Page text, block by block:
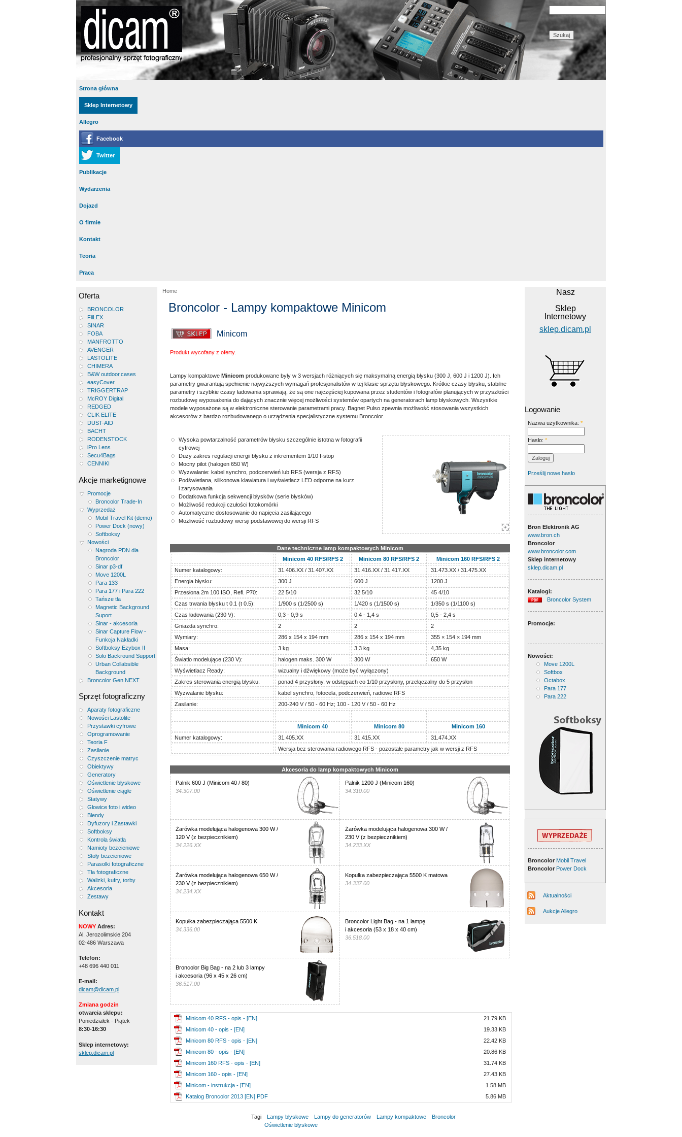
Strona główna
Sklep Internetowy
Allegro
Facebook
Twitter
Publikacje
Wydarzenia
Dojazd
O firmie
Kontakt
Teoria
Praca
Oferta
BRONCOLOR
FiiLEX
SINAR
FOBA
MANFROTTO
AVENGER
LASTOLITE
CHIMERA
B&W outdoor.cases
easyCover
TRIGGERTRAP
McROY Digital
REDGED
CLIK ELITE
DUST-AID
BACHT
RODENSTOCK
iPro Lens
Secu4Bags
CENNIKI
Akcje marketignowe
Promocje
Broncolor Trade-In
Wyprzedaż
Mobil Travel Kit (demo)
Power Dock (nowy)
Softboksy
Nowości
Nagroda PDN dla
Broncolor
Sinar p3-df
Move 1200L
Para 133
Para 177 i Para 222
Tańsze tła
Magnetic Background
Suport
Sinar - akcesoria
Sinar Capture Flow -
Funkcja Nakładki
Softboksy Ezybox II
Solo Backround Support
Urban Collabsible
Background
Broncolor Gen NEXT
Sprzęt fotograficzny
Aparaty fotograficzne
Nowości Lastolite
Przystawki cyfrowe
Oprogramowanie
Teoria F
Zasilanie
Czyszczenie matryc
Obiektywy
Generatory
Oświetlenie błyskowe
Oświetlenie ciągłe
Statywy
Głowice foto i wideo
Blendy
Dyfuzory i Zastawki
Softboksy
Kontrola światła
Namioty bezcieniowe
Stoły bezcieniowe
Parasolki fotograficzne
Tła fotograficzne
Walizki, kufry, torby
Akcesoria
Zestawy
Kontakt
NOWY Adres:
Al. Jerozolimskie 204
02-486 Warszawa
Telefon:
+48 696 440 011
E-mail:
dicam@dicam.pl
Zmiana godzin
otwarcia sklepu:
Poniedziałek - Piątek
8:30-16:30
Sklep internetowy:
sklep.dicam.pl
Home
Broncolor - Lampy kompaktowe Minicom
Minicom
Produkt wycofany z oferty.
Lampy kompaktowe Minicom produkowane były w 3 wersjach różniących się maksymalną energią błysku (300 J, 600 J i 1200 J). Ich
parametry gwarantują spełnienie najwyższych wymagań profesjonalistów w tej klasie sprzętu błyskowego. Krótkie czasy błysku, stabilne
parametry i szybkie czasy ładowania sprawiają, że są one najczęściej kupowana przez studentów i fotografów planujących w przyszłości
rozbudowę wyposażenia do dających znacznie więcej możliwości systemów opartych na generatorach lamp błyskowych. Wszystkie
modele wyposażone są w elektroniczne sterowanie parametrami pracy. Bagnet Pulso zpewnia możliwość stosowania wszystkich
akcesorów z bardzo rozbudowanego o urządzenia specjalistyczne systemu Broncolor.
Wysoka powtarzalność parametrów błysku szczególnie istotna w fotografii
cyfrowej
Duży zakres regulacji energii błysku z inkrementem 1/10 f-stop
Mocny pilot (halogen 650 W)
Wyzwalanie: kabel synchro, podczerwień lub RFS (wersja z RFS)
Podświetlana, silikonowa klawiatura i wyświetlacz LED odporne na kurz
i zarysowania
Dodatkowa funkcja sekwencji błysków (serie błysków)
Możliwość redukcji czułości fotokomórki
Automatyczne dostosowanie do napięcia zasilającego
Możliwość rozbudowy wersji podstawowej do wersji RFS
Dane techniczne lamp kompaktowych Minicom
Minicom 40 RFS/RFS 2
Minicom 80 RFS/RFS 2
Minicom 160 RFS/RFS 2
Numer katalogowy:
31.406.XX / 31.407.XX 31.416.XX / 31.417.XX
31.473.XX / 31.475.XX
Energia błysku:
300 J 600 J
1200 J
Przesłona 2m 100 ISO, Refl. P70:
22 5/10 32 5/10
45 4/10
Czas trwania błysku t 0.1 (t 0.5):
1/900 s (1/2500 s) 1/420 s (1/1500 s)
1/350 s (1/1100 s)
Czas ładowania (230 V):
0,3 - 0,9 s 0,4 - 1,4 s
0,5 - 2,4 s
Gniazda synchro:
2 2
2
Wymiary:
286 x 154 x 194 mm 286 x 154 x 194 mm
355 × 154 × 194 mm
Masa:
3 kg 3,3 kg
4,35 kg
Światło modelujące (230 V):
halogen maks. 300 W 300 W
650 W
Wyświetlacz Ready:
wizualny i dźwiękowy (może być wyłączony)
Zakres sterowania energią błysku:
ponad 4 przysłony, w odstępach co 1/10 przysłony, przełączalny do 5 przysłon
Wyzwalanie błysku:
kabel synchro, fotocela, podczerwień, radiowe RFS
Zasilanie:
200-240 V / 50 - 60 Hz; 100 - 120 V / 50 - 60 Hz
Minicom 40 Minicom 80
Minicom 160
Numer katalogowy:
31.405.XX 31.415.XX
31.474.XX
Wersja bez sterowania radiowego RFS - pozostałe parametry jak w wersji z RFS
Akcesoria do lamp kompaktowych Minicom
Palnik 600 J (Minicom 40 / 80)
34.307.00
Palnik 1200 J (Minicom 160)
34.310.00
Żarówka modelująca halogenowa 300 W /
120 V (z bezpiecznikiem)
34.226.XX
Żarówka modelująca halogenowa 300 W /
230 V (z bezpiecznikiem)
34.233.XX
Żarówka modelująca halogenowa 650 W /
230 V (z bezpiecznikiem)
34.234.XX
Kopułka zabezpieczająca 5500 K matowa
34.337.00
Kopułka zabezpieczająca 5500 K
34.336.00
Broncolor Light Bag - na 1 lampę
i akcesoria (53 x 18 x 40 cm)
36.518.00
Broncolor Big Bag - na 2 lub 3 lampy
i akcesoria (96 x 45 x 26 cm)
36.517.00
Minicom 40 RFS - opis - [EN]
21.79 KB
Minicom 40 - opis - [EN]
19.33 KB
Minicom 80 RFS - opis - [EN]
22.42 KB
Minicom 80 - opis - [EN]
20.86 KB
Minicom 160 RFS - opis - [EN]
31.74 KB
Minicom 160 - opis - [EN]
27.43 KB
Minicom - instrukcja - [EN]
1.58 MB
Katalog Broncolor 2013 [EN] PDF
5.86 MB
Tagi Lampy błyskowe Lampy do generatorów Lampy kompaktowe
Broncolor
Oświetlenie błyskowe
Nasz
Sklep
Internetowy
sklep.dicam.pl
Logowanie
Nazwa użytkownika: *
Hasło: *
Prześlij nowe hasło
Bron Elektronik AG
www.bron.ch
Broncolor
www.broncolor.com
Sklep internetowy
sklep.dicam.pl
Katalogi:
Broncolor System
Promocje:
Nowości:
Move 1200L
Softbox
Octabox
Para 177
Para 222
Broncolor Mobil Travel
Broncolor Power Dock
Aktualności
Aukcje Allegro